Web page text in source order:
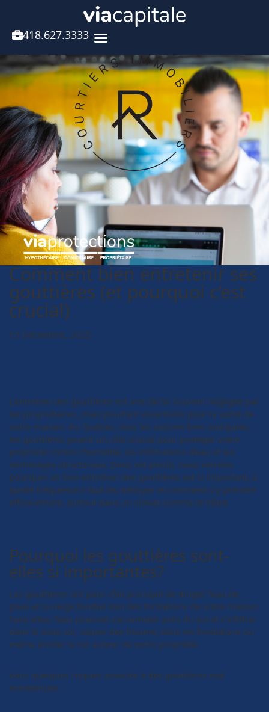
418.627.3333
Comment bien entretenir ses
gouttières (et pourquoi c’est
crucial)
15 Décembre, 2025
L’entretien des gouttières est une tâche souvent négligée par
les propriétaires, mais pourtant essentielle pour la santé de
votre maison. Au Québec, avec les saisons bien marquées,
les gouttières jouent un rôle crucial pour protéger votre
propriété contre l’humidité, les infiltrations d’eau et les
dommages structuraux. Dans cet article, nous verrons
pourquoi un bon entretien des gouttières est si important, à
quelle fréquence il faut les nettoyer et comment s’y prendre
efficacement, surtout dans un climat comme le nôtre.
Pourquoi les gouttières sont-
elles si importantes?
Les gouttières ont pour rôle principal de diriger l’eau de
pluie et la neige fondue loin des fondations de votre maison.
Sans elles, l’eau pourrait s’accumuler près du sol et s’infiltrer
dans le sous-sol, causer des fissures dans les fondations ou
même éroder le sol autour de votre propriété.
Voici quelques risques associés à des gouttières mal
entretenues :